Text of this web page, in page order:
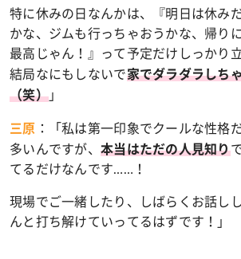
特に休みの日なんかは、『明日は休み
かな、ジムも行っちゃおうかな、帰り
最高じゃん！』って予定だけしっかり
結局なにもしないで家でダラダラしち
（笑）」
三原 ：
「私は第一印象でクールな性格
多いんですが、 本当はただの人見知り
てるだけなんです……！
現場でご一緒したり、しばらくお話し
んと打ち解けていってるはずです！」